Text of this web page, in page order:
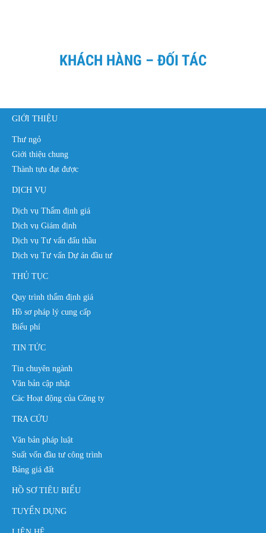
KHÁCH HÀNG – ĐỐI TÁC
GIỚI THIỆU
Thư ngỏ
Giới thiệu chung
Thành tựu đạt được
DỊCH VỤ
Dịch vụ Thẩm định giá
Dịch vụ Giám định
Dịch vụ Tư vấn đấu thầu
Dịch vụ Tư vấn Dự án đầu tư
THỦ TỤC
Quy trình thẩm định giá
Hồ sơ pháp lý cung cấp
Biểu phí
TIN TỨC
Tin chuyên ngành
Văn bản cập nhật
Các Hoạt động của Công ty
TRA CỨU
Văn bản pháp luật
Suất vốn đầu tư công trình
Bảng giá đất
HỒ SƠ TIÊU BIỂU
TUYỂN DỤNG